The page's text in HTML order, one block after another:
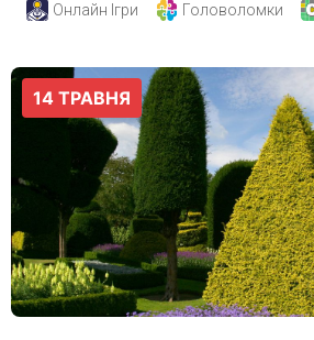
Онлайн Ігри Головоломки